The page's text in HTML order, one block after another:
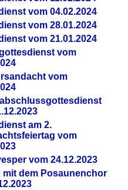
vom 04.02.2024
vom 28.01.2024
vom 21.01.2024
vom
vom
am 2.
vom
vom 24.12.2023
mit dem Posaunenchor